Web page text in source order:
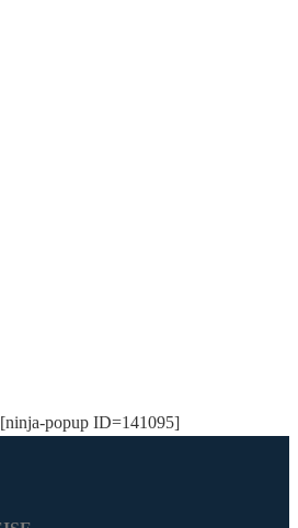
popup ID=141095]